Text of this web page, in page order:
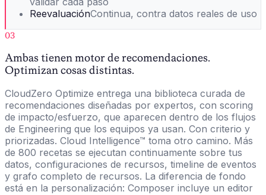
ReevaluaciónContinua, contra datos reales de uso
03
Ambas tienen motor de recomendaciones.
Optimizan cosas distintas.
CloudZero Optimize entrega una biblioteca curada de
recomendaciones diseñadas por expertos, con scoring
de impacto/esfuerzo, que aparecen dentro de los flujos
de Engineering que los equipos ya usan. Con criterio y
priorizadas. Cloud Intelligence™ toma otro camino. Más
de 800 recetas se ejecutan continuamente sobre tus
datos, configuraciones de recursos, timeline de eventos
y grafo completo de recursos. La diferencia de fondo
está en la personalización: Composer incluye un editor